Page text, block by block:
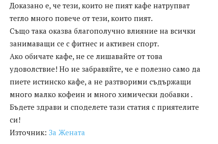
Доказано е, че тези, които не пият кафе натрупват
тегло много повече от тези, които пият.
Също така оказва благополучно влияние на всички
занимаващи се с фитнес и активен спорт.
Ако обичате кафе, не се лишавайте от това
удоволствие! Но не забравяйте, че е полезно само да
пиете истинско кафе, а не разтворими съдържащи
много малко кофеин и много химически добавки .
Бъдете здрави и споделете тази статия с приятелите
си!
Източник: За Жената